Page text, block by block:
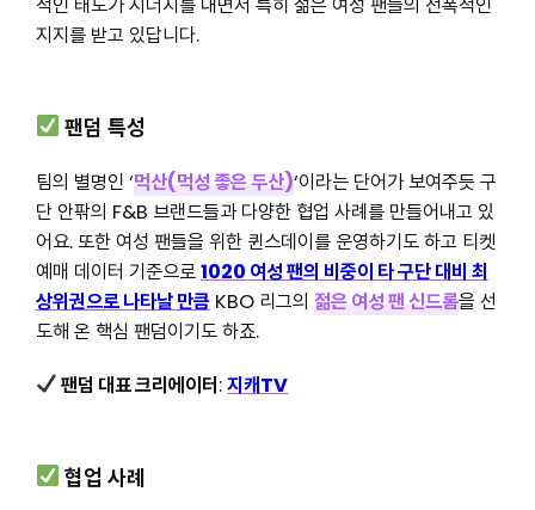
지지를 받고 있답니다.
팬덤 특성
팀의 별명인 ‘먹산(먹성 좋은 두산)‘이라는 단어가 보여주듯 구
단 안팎의 F&B 브랜드들과 다양한 협업 사례를 만들어내고 있
어요. 또한 여성 팬들을 위한 퀸스데이를 운영하기도 하고 티켓
예매 데이터 기준으로1020 여성 팬의 비중이 타 구단 대비 최
상위권으로 나타날 만큼KBO 리그의 젊은 여성 팬 신드롬을 선
도해 온 핵심 팬덤이기도 하죠.
팬덤 대표 크리에이터:지캐TV
협업 사례